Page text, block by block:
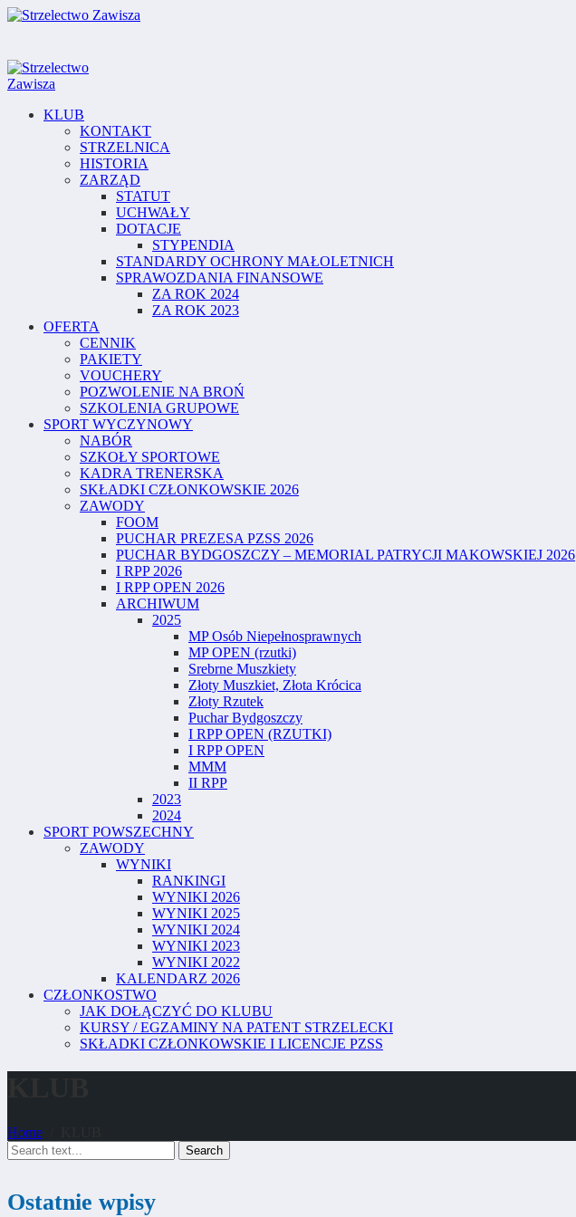
KLUB
KONTAKT
STRZELNICA
HISTORIA
ZARZĄD
STATUT
UCHWAŁY
DOTACJE
STYPENDIA
STANDARDY OCHRONY MAŁOLETNICH
SPRAWOZDANIA FINANSOWE
ZA ROK 2024
ZA ROK 2023
OFERTA
CENNIK
PAKIETY
VOUCHERY
POZWOLENIE NA BROŃ
SZKOLENIA GRUPOWE
SPORT WYCZYNOWY
NABÓR
SZKOŁY SPORTOWE
KADRA TRENERSKA
SKŁADKI CZŁONKOWSKIE 2026
ZAWODY
FOOM
PUCHAR PREZESA PZSS 2026
PUCHAR BYDGOSZCZY – MEMORIAL PATRYCJI MAKOWSKIEJ 2026
I RPP 2026
I RPP OPEN 2026
ARCHIWUM
2025
MP Osób Niepełnosprawnych
MP OPEN (rzutki)
Srebrne Muszkiety
Złoty Muszkiet, Złota Krócica
Złoty Rzutek
Puchar Bydgoszczy
I RPP OPEN (RZUTKI)
I RPP OPEN
MMM
II RPP
2023
2024
SPORT POWSZECHNY
ZAWODY
WYNIKI
RANKINGI
WYNIKI 2026
WYNIKI 2025
WYNIKI 2024
WYNIKI 2023
WYNIKI 2022
KALENDARZ 2026
CZŁONKOSTWO
JAK DOŁĄCZYĆ DO KLUBU
KURSY / EGZAMINY NA PATENT STRZELECKI
SKŁADKI CZŁONKOWSKIE I LICENCJE PZSS
Home
Search
Ostatnie wpisy